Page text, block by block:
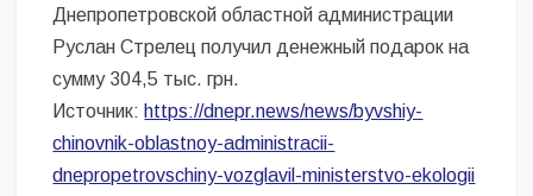
Днепропетровской областной администрации
Руслан Стрелец получил денежный подарок на
сумму 304,5 тыс. грн.
Источник: https://dnepr.news/news/byvshiy-
chinovnik-oblastnoy-administracii-
dnepropetrovschiny-vozglavil-ministerstvo-ekologii